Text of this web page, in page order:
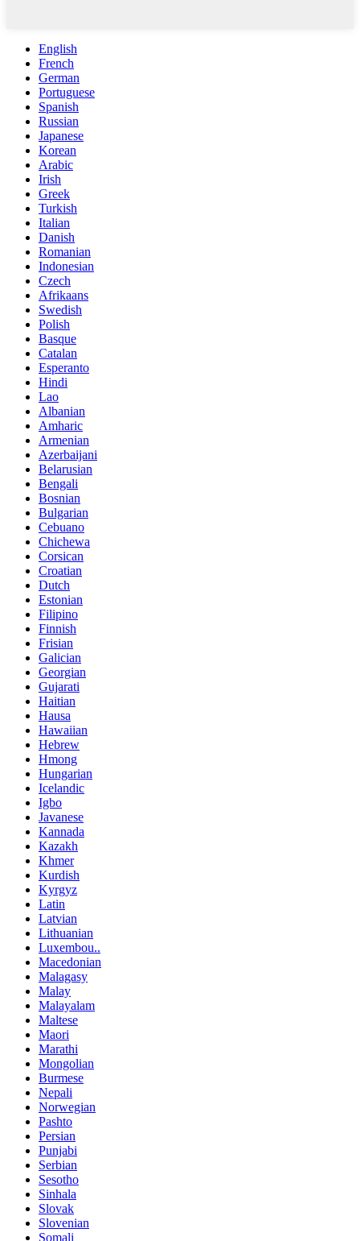
English
French
German
Portuguese
Spanish
Russian
Japanese
Korean
Arabic
Irish
Greek
Turkish
Italian
Danish
Romanian
Indonesian
Czech
Afrikaans
Swedish
Polish
Basque
Catalan
Esperanto
Hindi
Lao
Albanian
Amharic
Armenian
Azerbaijani
Belarusian
Bengali
Bosnian
Bulgarian
Cebuano
Chichewa
Corsican
Croatian
Dutch
Estonian
Filipino
Finnish
Frisian
Galician
Georgian
Gujarati
Haitian
Hausa
Hawaiian
Hebrew
Hmong
Hungarian
Icelandic
Igbo
Javanese
Kannada
Kazakh
Khmer
Kurdish
Kyrgyz
Latin
Latvian
Lithuanian
Luxembou..
Macedonian
Malagasy
Malay
Malayalam
Maltese
Maori
Marathi
Mongolian
Burmese
Nepali
Norwegian
Pashto
Persian
Punjabi
Serbian
Sesotho
Sinhala
Slovak
Slovenian
Somali